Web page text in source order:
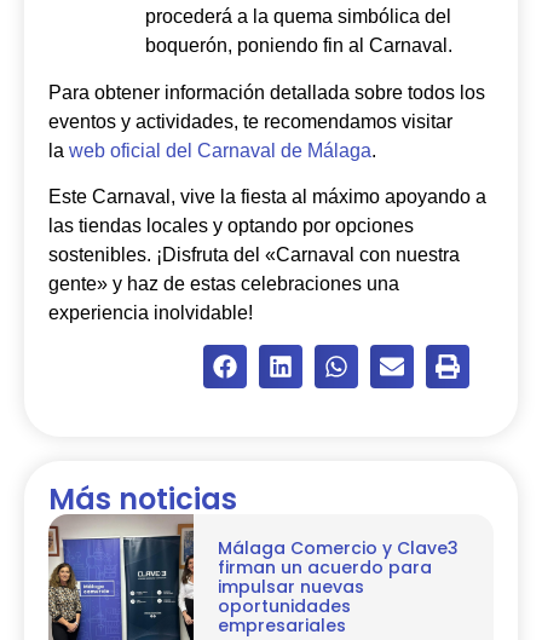
procederá a la quema simbólica del
boquerón, poniendo fin al Carnaval.
Para obtener información detallada sobre todos los
eventos y actividades, te recomendamos visitar
la web oficial del Carnaval de Málaga.
Este Carnaval, vive la fiesta al máximo apoyando a
las tiendas locales y optando por opciones
sostenibles. ¡Disfruta del «Carnaval con nuestra
gente» y haz de estas celebraciones una
experiencia inolvidable!
Más noticias
Málaga Comercio y Clave3
firman un acuerdo para
impulsar nuevas
oportunidades
empresariales